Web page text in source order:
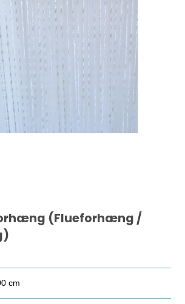
(Flueforhæng /
cm